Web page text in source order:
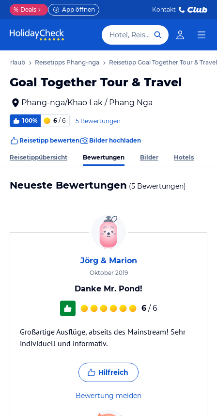
% Deals App öffnen Kontakt
Hotel, Reiseziel
Urlaub Reisetipps Phang-nga Reisetipp Goal Together Tour & Travel
Goal Together Tour & Travel
Phang-nga/Khao Lak / Phang Nga
100% 6 / 6 5 Bewertungen
Reisetipp bewerten Bilder hochladen
Reisetippübersicht Bewertungen Bilder Hotels
Neueste Bewertungen (5 Bewertungen)
Jörg & Marion
Oktober 2019
Danke Mr. Pond!
6 / 6
Großartige Ausflüge, abseits des Mainstream! Sehr
individuell und informativ.
Hilfreich
Bewertung melden